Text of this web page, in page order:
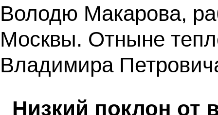
Володю Макарова,
Москвы. Отныне
Владимира
Низкий поклон от